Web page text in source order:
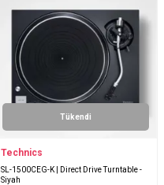
Tükendi
Technics
SL-1500CEG-K | Direct Drive Turntable -
Siyah